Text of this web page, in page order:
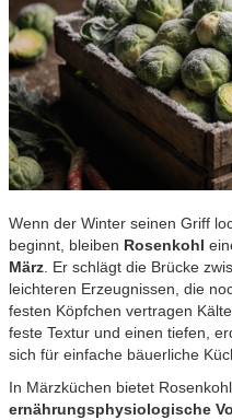
Wenn der Winter seinen Griff
beginnt, bleiben Rosenkohl
März . Er schlägt die Brücke
leichteren Erzeugnissen, die
festen Köpfchen vertragen
feste Textur und einen tiefen,
sich für einfache bäuerliche
In Märzküchen bietet
ernährungsphysiologische